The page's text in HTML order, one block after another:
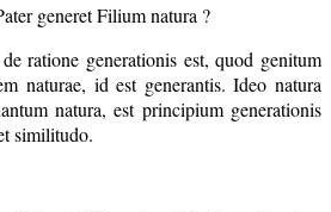
generet Filium natura ?
ratione generationis est, quod genitum
naturae, id est generantis. Ideo natura
natura, est principium generationis
similitudo.